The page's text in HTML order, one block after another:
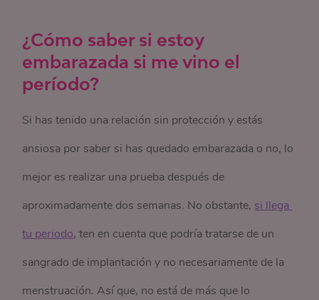
¿Cómo saber si estoy
embarazada si me vino el
período?
Si has tenido una relación sin protección y estás
ansiosa por saber si has quedado embarazada o no, lo
mejor es realizar una prueba después de
aproximadamente dos semanas. No obstante, si llega
tu periodo, ten en cuenta que podría tratarse de un
sangrado de implantación y no necesariamente de la
menstruación. Así que, no está de más que lo